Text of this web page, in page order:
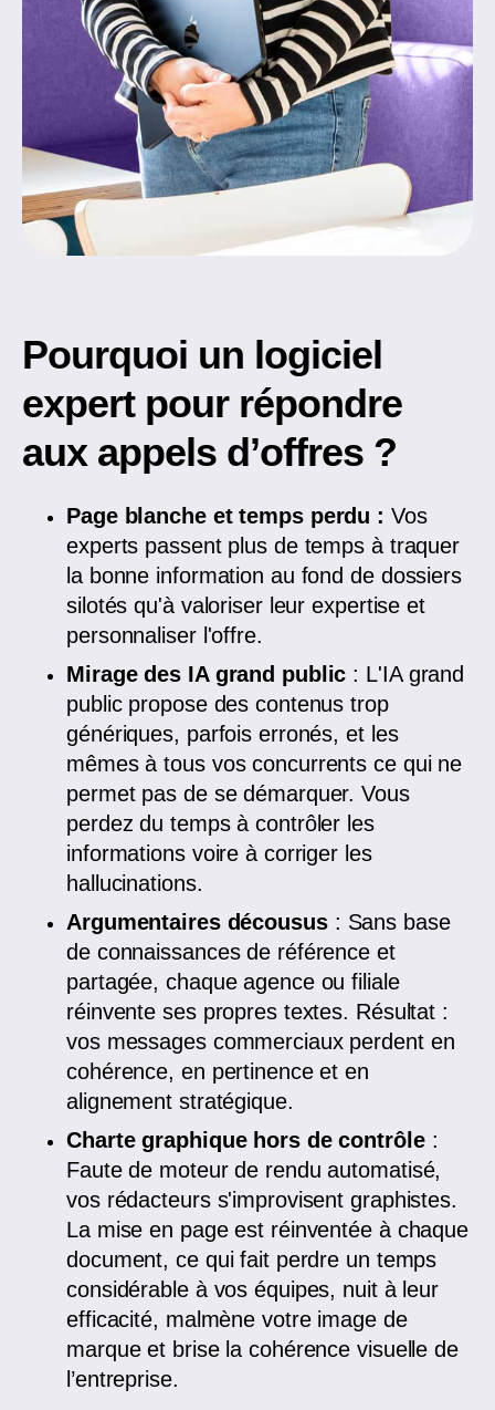
Pourquoi un logiciel
expert pour répondre
aux appels d’offres ?
Page blanche et temps perdu : Vos
experts passent plus de temps à traquer
la bonne information au fond de dossiers
silotés qu'à valoriser leur expertise et
personnaliser l'offre.
Mirage des IA grand public : L'IA grand
public propose des contenus trop
génériques, parfois erronés, et les
mêmes à tous vos concurrents ce qui ne
permet pas de se démarquer. Vous
perdez du temps à contrôler les
informations voire à corriger les
hallucinations.
Argumentaires décousus : Sans base
de connaissances de référence et
partagée, chaque agence ou filiale
réinvente ses propres textes. Résultat :
vos messages commerciaux perdent en
cohérence, en pertinence et en
alignement stratégique.
Charte graphique hors de contrôle:
Faute de moteur de rendu automatisé,
vos rédacteurs s'improvisent graphistes.
La mise en page est réinventée à chaque
document, ce qui fait perdre un temps
considérable à vos équipes, nuit à leur
efficacité, malmène votre image de
marque et brise la cohérence visuelle de
l’entreprise.